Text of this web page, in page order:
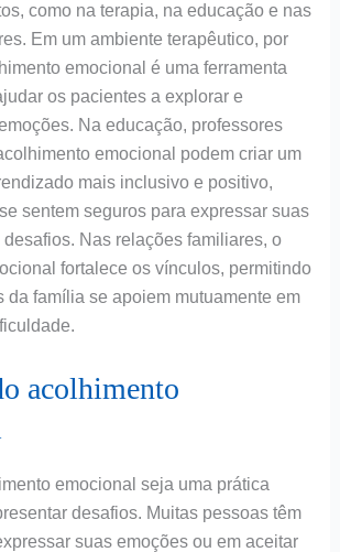
como na terapia, na educação e nas
Em um ambiente terapêutico, por
emocional é uma ferramenta
os pacientes a explorar e
Na educação, professores
emocional podem criar um
mais inclusivo e positivo,
sentem seguros para expressar suas
Nas relações familiares, o
fortalece os vínculos, permitindo
da família se apoiem mutuamente em
acolhimento
emocional seja uma prática
desafios. Muitas pessoas têm
suas emoções ou em aceitar